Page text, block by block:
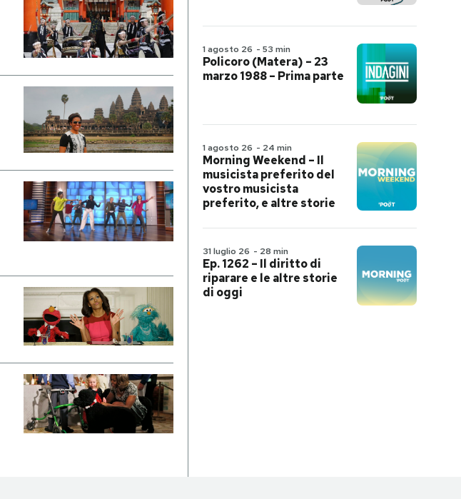
1 agosto 26 - 53 min
Policoro (Matera) – 23
marzo 1988 – Prima parte
1 agosto 26 - 24 min
Morning Weekend – Il
musicista preferito del
vostro musicista
preferito, e altre storie
31 luglio 26 - 28 min
Ep. 1262 – Il diritto di
riparare e le altre storie
di oggi